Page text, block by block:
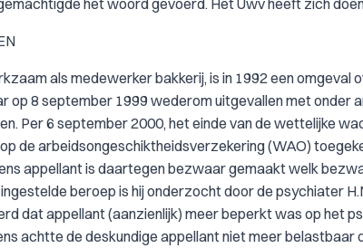
het woord gevoerd. Het Uwv heeft zich
als medewerker bakkerij, is in 1992 een omgeval
op 8 september 1999 wederom uitgevallen met onder
Per 6 september 2000, het einde van de wettelijke
de arbeidsongeschiktheidsverzekering (WAO)
appellant is daartegen bezwaar gemaakt welk
beroep is hij onderzocht door de psychiater
dat appellant (aanzienlijk) meer beperkt was op het
achtte de deskundige appellant niet meer belastbaar